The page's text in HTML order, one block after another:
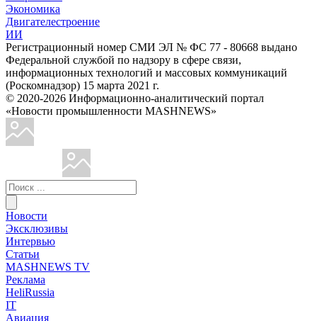
Экономика
Двигателестроение
ИИ
Регистрационный номер СМИ ЭЛ № ФС 77 - 80668 выдано
Федеральной службой по надзору в сфере связи,
информационных технологий и массовых коммуникаций
(Роскомнадзор) 15 марта 2021 г.
© 2020-2026 Информационно-аналитический портал
«Новости промышленности MASHNEWS»
Новости
Эксклюзивы
Интервью
Статьи
MASHNEWS TV
Реклама
HeliRussia
IT
Авиация